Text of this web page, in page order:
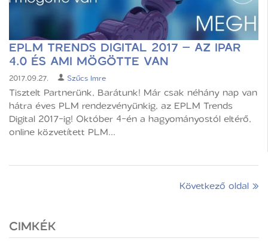
EPLM TRENDS DIGITAL 2017 – AZ IPAR
4.0 ÉS AMI MÖGÖTTE VAN
2017.09.27. Szűcs Imre
Tisztelt Partnerünk, Barátunk! Már csak néhány nap van
hátra éves PLM rendezvényünkig, az EPLM Trends
Digital 2017-ig! Október 4-én a hagyományostól eltérő,
online közvetített PLM...
Következő oldal »
CIMKÉK